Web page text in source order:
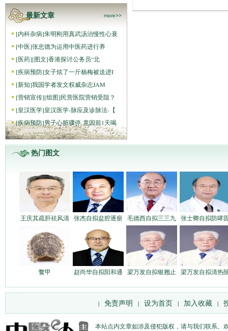
最新文章 more>>
[内科杂病]朱明刚用真武汤治慢性心衰
[中医]张忠德为运用中医药进行养
[医药][图文]香港探讨公务员“北
[疾病预防]女子炫了一斤杨梅被送进I
[新知]我国学者发文权威杂志JAM
[营销宣传][组图]民营医院营销受阻？
[皇汉医学]皇汉医学-脉应及诊脉法-【
[疾病预防]男子心脏骤停 竟因前1天喝
热门图文
王庆其疏肝祛风清 张杰自拟盆腔逐瘀 毛德西自拟三三九 张士卿自拟防哮
鳖甲 赵尚华自拟阳和通 梁万发自拟银翘止 梁万发自拟清热
| 免责声明 | 设为首页 | 加入收藏 |
本站点内文章如涉及侵犯版权，请与我们联系。